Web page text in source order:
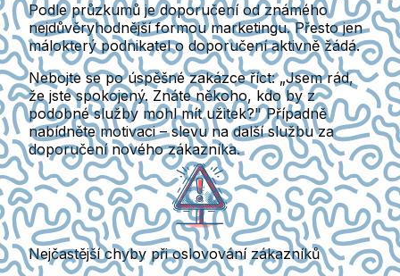
Podle průzkumů je doporučení od známého
nejdůvěryhodnější formou marketingu. Přesto jen
málokterý podnikatel o doporučení aktivně žádá.
Nebojte se po úspěšné zakázce říct: „Jsem rád,
že jste spokojený. Znáte někoho, kdo by z
podobné služby mohl mít užitek?" Případně
nabídněte motivaci – slevu na další službu za
doporučení nového zákazníka.
Nejčastější chyby při oslovování zákazníků